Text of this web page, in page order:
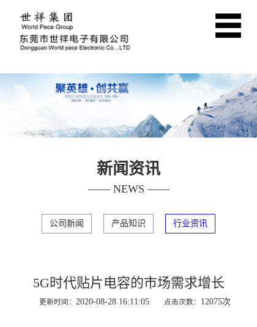
新闻资讯
—— NEWS ——
公司新闻 产品知识 行业资讯
5G时代贴片电容的市场需求增长
更新时间： 2020-08-28 16:11:05 点击次数： 12075次